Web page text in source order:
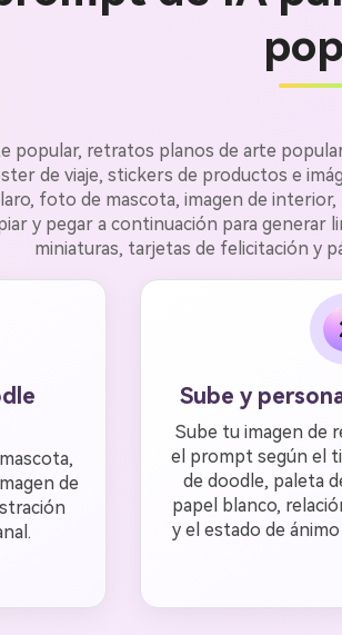
popular, retratos planos de arte
de viaje, stickers de productos e
foto de mascota, imagen de
y pegar a continuación para
miniaturas, tarjetas de felicitación y
de
Sube y
Sube tu imagen de
el prompt según el
de doodle, paleta
papel blanco,
y el estado de